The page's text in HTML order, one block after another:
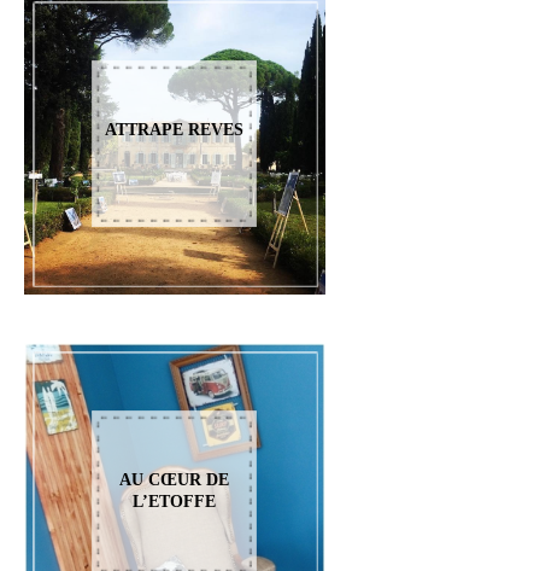
ATTRAPE REVES
AU CŒUR DE
L’ETOFFE